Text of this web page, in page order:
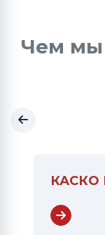
Чем
КАСКО